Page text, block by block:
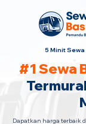
5 Minit
#1 Sewa
Dapatkan harga terbaik